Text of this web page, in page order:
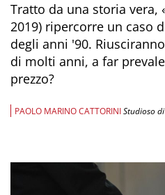
Tratto da una storia vera,
2019) ripercorre un caso
degli anni '90.
di molti anni, a far
prezzo?
PAOLO MARINO CATTORINIStudioso